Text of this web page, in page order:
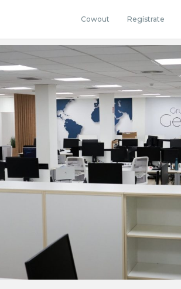
Cowout Regístrate